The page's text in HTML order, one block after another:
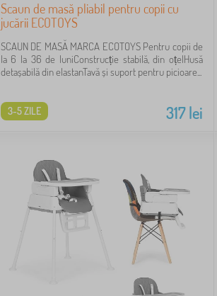
Scaun de masă pliabil pentru copii cu
jucării ECOTOYS
SCAUN DE MASĂ MARCA ECOTOYS Pentru copii de
la 6 la 36 de luniConstrucție stabilă, din oțelHusă
detașabilă din elastanTavă și suport pentru picioare...
317lei
3-5 ZILE